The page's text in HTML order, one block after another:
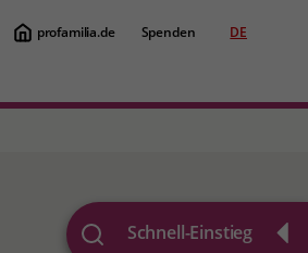
profamilia.de Spenden DE
Schnell-Einstieg